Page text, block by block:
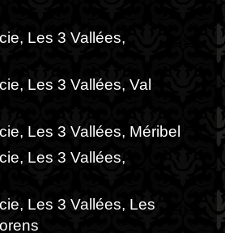
Les 3 Vallées,
Les 3 Vallées, Val
Les 3 Vallées, Méribel
Les 3 Vallées,
Les 3 Vallées, Les